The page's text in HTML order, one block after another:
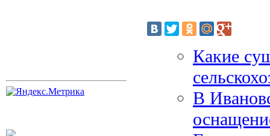
Какие
В